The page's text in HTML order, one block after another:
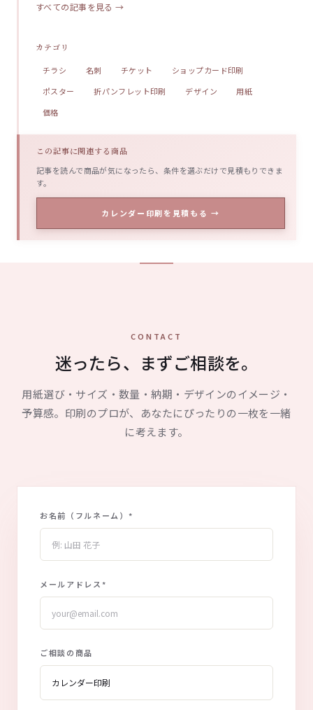
すべての記事を見る →
カテゴリ
チラシ 名刺 チケット
ショップカード印刷
ポスター
折パンフレット印刷 デザイン
用紙
価格
この記事に関連する商品
記事を読んで商品が気になったら、条件を選ぶだけで見積もりできま
す。
カレンダー印刷を見積もる →
CONTACT
迷ったら、まずご相談を。
用紙選び・サイズ・数量・納期・デザインのイメージ・
予算感。印刷のプロが、あなたにぴったりの一枚を一緒
に考えます。
お名前（フルネーム） *
メールアドレス*
ご相談の商品